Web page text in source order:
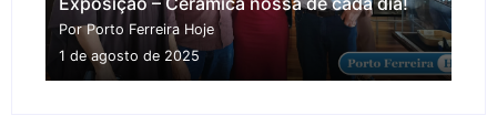
Por Porto Ferreira Hoje
1 de agosto de 2025